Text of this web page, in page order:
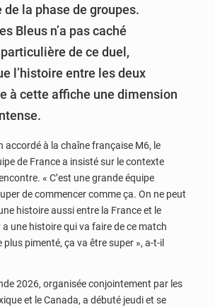
de la phase de groupes.
Bleus n’a pas caché
de ce duel,
l’histoire entre les deux
à cette affiche une dimension
accordé à la chaîne française M6, le
de France a insisté sur le contexte
« C’est une grande équipe
de commencer comme ça. On ne peut
histoire aussi entre la France et le
a une histoire qui va faire de ce match
plus pimenté, ça va être super », a-t-il
2026, organisée conjointement par les
et le Canada, a débuté jeudi et se